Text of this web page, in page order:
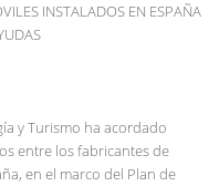
INSTALADOS EN ESPAÑA
y Turismo ha acordado
entre los fabricantes de
en el marco del Plan de